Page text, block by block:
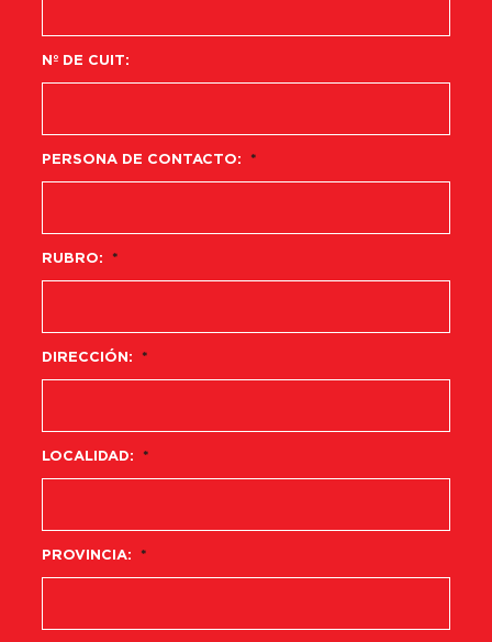
Nº DE CUIT:
PERSONA DE CONTACTO: *
RUBRO: *
DIRECCIÓN: *
LOCALIDAD: *
PROVINCIA: *